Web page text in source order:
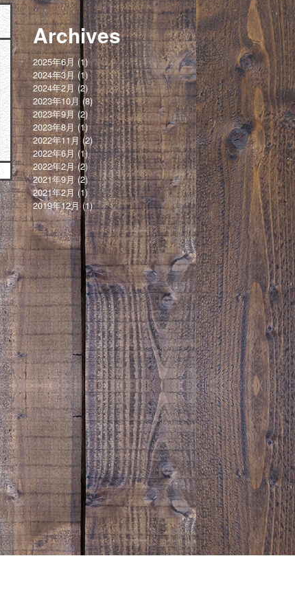
Archives
2025年6月(1)
2024年3月(1)
2024年2月 (2)
2023年10月 (8)
2023年9月(2)
2023年8月(1)
2022年11月(2)
2022年6月(1)
2022年2月(2)
2021年9月(2)
2021年2月(1)
2019年12月(1)